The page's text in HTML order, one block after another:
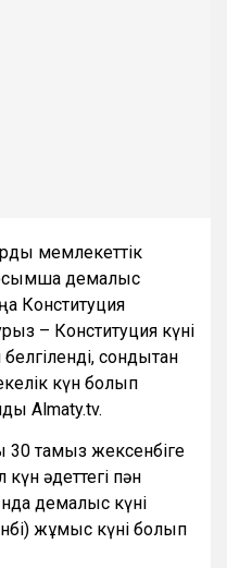
мемлекеттік
демалыс
Конституция
– Конституция күні
сондықтан
күн болып
Almaty.tv.
тамыз жексенбіге
күн әдеттегі пән
демалыс күні
жұмыс күні болып